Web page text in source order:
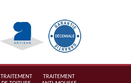
TRAITEMENT
TRAITEMENT